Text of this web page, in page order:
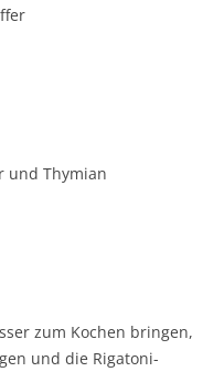
und Thymian
zum Kochen bringen,
und die Rigatoni-